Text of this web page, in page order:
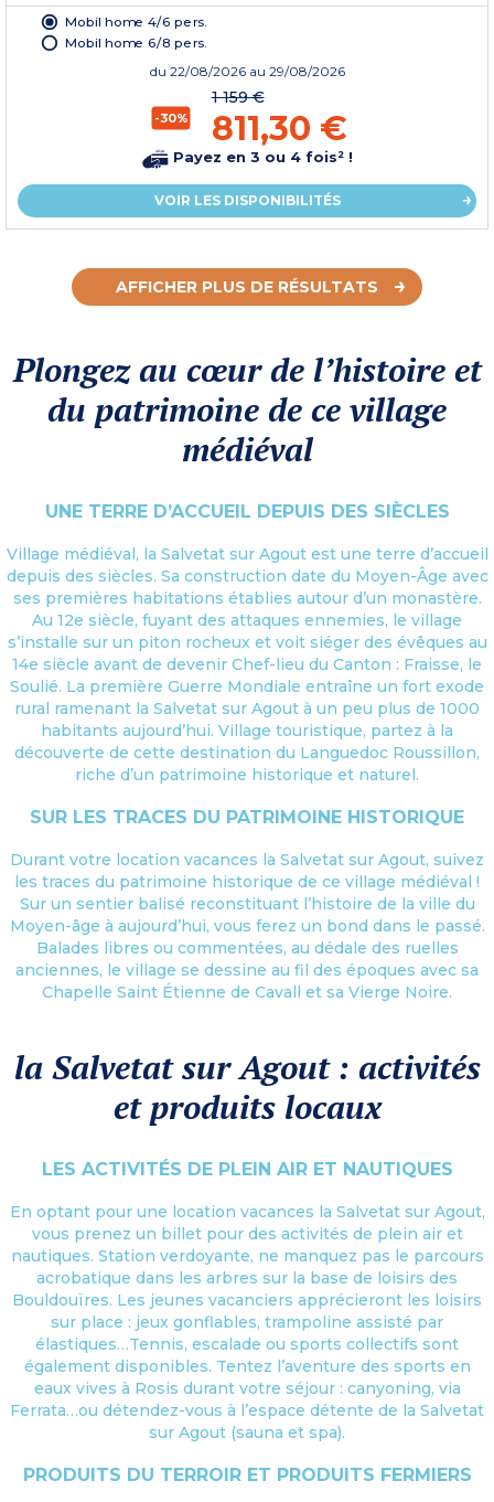
Mobil home 4/6 pers.
Mobil home 6/8 pers.
du 22/08/2026 au 29/08/2026
-30%
1 159 €
811,30 €
Payez en 3 ou 4 fois² !
VOIR LES DISPONIBILITÉS
AFFICHER PLUS DE RÉSULTATS
Plongez au cœur de l’histoire et
du patrimoine de ce village
médiéval
UNE TERRE D’ACCUEIL DEPUIS DES SIÈCLES
Village médiéval, la Salvetat sur Agout est une terre d’accueil
depuis des siècles. Sa construction date du Moyen-Âge avec
ses premières habitations établies autour d’un monastère.
Au 12e siècle, fuyant des attaques ennemies, le village
s’installe sur un piton rocheux et voit siéger des évêques au
14e siècle avant de devenir Chef-lieu du Canton : Fraisse, le
Soulié. La première Guerre Mondiale entraîne un fort exode
rural ramenant la Salvetat sur Agout à un peu plus de 1000
habitants aujourd’hui. Village touristique, partez à la
découverte de cette destination du Languedoc Roussillon,
riche d’un patrimoine historique et naturel.
SUR LES TRACES DU PATRIMOINE HISTORIQUE
Durant votre location vacances la Salvetat sur Agout, suivez
les traces du patrimoine historique de ce village médiéval !
Sur un sentier balisé reconstituant l’histoire de la ville du
Moyen-âge à aujourd’hui, vous ferez un bond dans le passé.
Balades libres ou commentées, au dédale des ruelles
anciennes, le village se dessine au fil des époques avec sa
Chapelle Saint Étienne de Cavall et sa Vierge Noire.
la Salvetat sur Agout : activités
et produits locaux
LES ACTIVITÉS DE PLEIN AIR ET NAUTIQUES
En optant pour une location vacances la Salvetat sur Agout,
vous prenez un billet pour des activités de plein air et
nautiques. Station verdoyante, ne manquez pas le parcours
acrobatique dans les arbres sur la base de loisirs des
Bouldouïres. Les jeunes vacanciers apprécieront les loisirs
sur place : jeux gonflables, trampoline assisté par
élastiques…Tennis, escalade ou sports collectifs sont
également disponibles. Tentez l’aventure des sports en
eaux vives à Rosis durant votre séjour : canyoning, via
Ferrata…ou détendez-vous à l’espace détente de la Salvetat
sur Agout (sauna et spa).
PRODUITS DU TERROIR ET PRODUITS FERMIERS